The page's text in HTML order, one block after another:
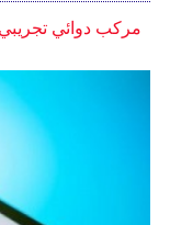
مركب دوائي تجريبي